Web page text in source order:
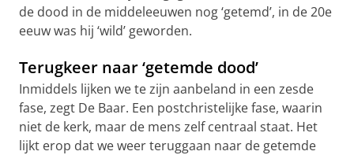
de dood in de middeleeuwen nog ‘getemd’, in de 20e
eeuw was hij ‘wild’ geworden.
Terugkeer naar ‘getemde dood’
Inmiddels lijken we te zijn aanbeland in een zesde
fase, zegt De Baar. Een postchristelijke fase, waarin
niet de kerk, maar de mens zelf centraal staat. Het
lijkt erop dat we weer teruggaan naar de getemde